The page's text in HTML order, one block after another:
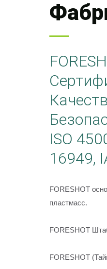
ISO
16949,
FORESHOT
пластмасс.
FORESHOT
FORESHOT